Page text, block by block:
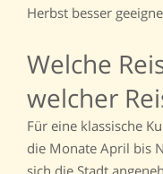
Herbst besser
Welche
welcher
Für eine klassische
die Monate April bis
sich die Stadt